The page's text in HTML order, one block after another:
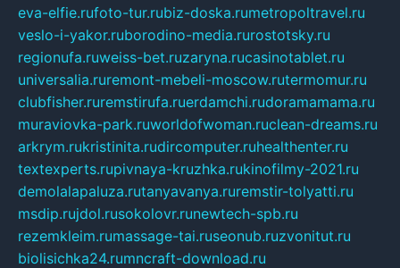
eva-elfie.rufoto-tur.rubiz-doska.rumetropoltravel.ru
veslo-i-yakor.ruborodino-media.rurostotsky.ru
regionufa.ruweiss-bet.ruzaryna.rucasinotablet.ru
universalia.ruremont-mebeli-moscow.rutermomur.ru
clubfisher.ruremstirufa.ruerdamchi.rudoramamama.ru
muraviovka-park.ruworldofwoman.ruclean-dreams.ru
arkrym.rukristinita.rudircomputer.ruhealthenter.ru
textexperts.rupivnaya-kruzhka.rukinofilmy-2021.ru
demolalapaluza.rutanyavanya.ruremstir-tolyatti.ru
msdip.rujdol.rusokolovr.runewtech-spb.ru
rezemkleim.rumassage-tai.ruseonub.ruzvonitut.ru
biolisichka24.rumncraft-download.ru